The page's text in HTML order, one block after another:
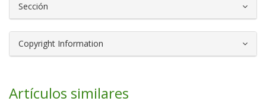
Sección
Copyright Information
Artículos similares